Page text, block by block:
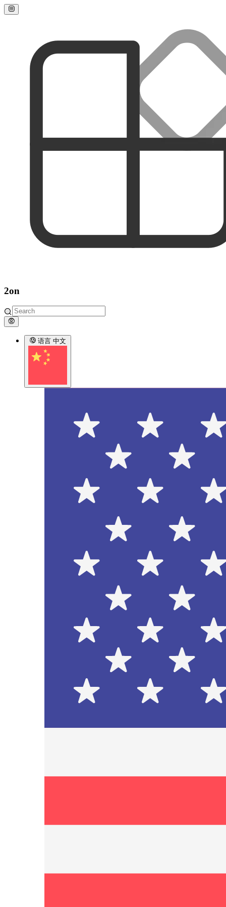
2on
语言 中文